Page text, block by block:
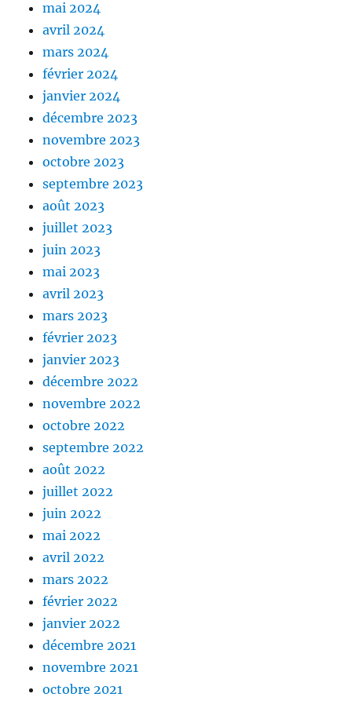
mai 2024
avril 2024
mars 2024
février 2024
janvier 2024
décembre 2023
novembre 2023
octobre 2023
septembre 2023
août 2023
juillet 2023
juin 2023
mai 2023
avril 2023
mars 2023
février 2023
janvier 2023
décembre 2022
novembre 2022
octobre 2022
septembre 2022
août 2022
juillet 2022
juin 2022
mai 2022
avril 2022
mars 2022
février 2022
janvier 2022
décembre 2021
novembre 2021
octobre 2021